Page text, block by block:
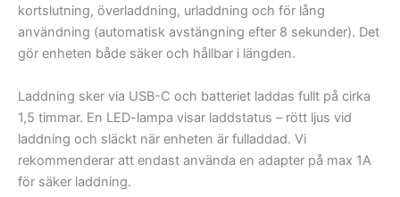
kortslutning, överladdning, urladdning och för lång
användning (automatisk avstängning efter 8 sekunder). Det
gör enheten både säker och hållbar i längden.
Laddning sker via USB-C och batteriet laddas fullt på cirka
1,5 timmar. En LED-lampa visar laddstatus – rött ljus vid
laddning och släckt när enheten är fulladdad. Vi
rekommenderar att endast använda en adapter på max 1A
för säker laddning.